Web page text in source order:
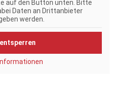
auf den Button unten. Bitte
Daten an Drittanbieter
werden.